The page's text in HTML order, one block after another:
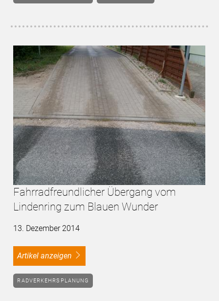
Fahrradfreundlicher Übergang vom
Lindenring zum Blauen Wunder
13. Dezember 2014
Artikel anzeigen
RADVERKEHRSPLANUNG